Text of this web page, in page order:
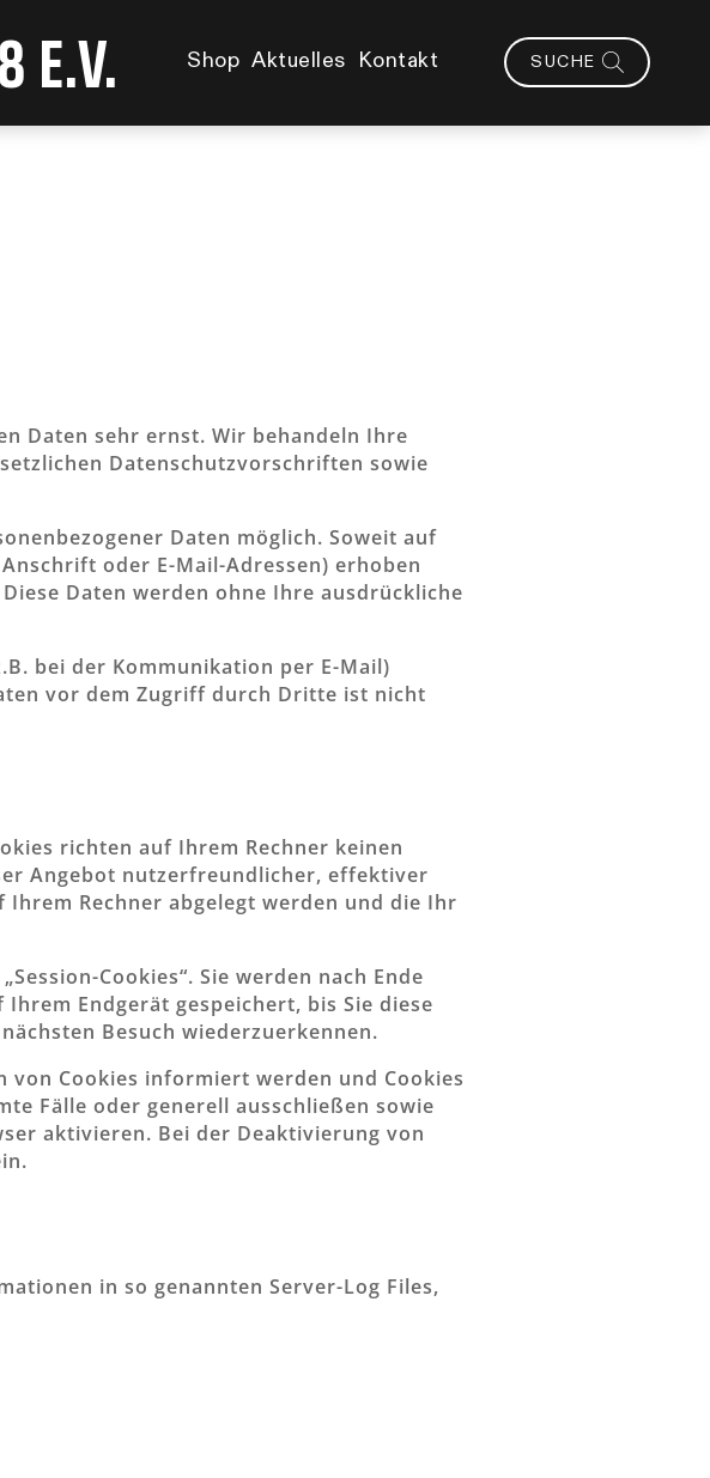
e.V. SUCHE
Shop Aktuelles Kontakt
Daten sehr ernst. Wir behandeln Ihre
Datenschutzvorschriften sowie
Daten möglich. Soweit auf
oder E-Mail-Adressen) erhoben
Daten werden ohne Ihre ausdrückliche
bei der Kommunikation per E-Mail)
vor dem Zugriff durch Dritte ist nicht
richten auf Ihrem Rechner keinen
Angebot nutzerfreundlicher, effektiver
Rechner abgelegt werden und die Ihr
Cookies“. Sie werden nach Ende
Endgerät gespeichert, bis Sie diese
Besuch wiederzuerkennen.
von Cookies informiert werden und Cookies
Fälle oder generell ausschließen sowie
aktivieren. Bei der Deaktivierung von
in so genannten Server-Log Files,